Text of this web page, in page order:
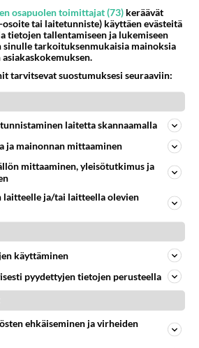
kodin
älä käytä
osapuolen toimittajat (73) keräävät
tai laitetunniste) käyttäen evästeitä
tietojen tallentamiseen ja lukemiseen
sinulle tarkoituksenmukaisia mainoksia
tarvitsevat suostumuksesi seuraaviin:
laitetta skannaamalla
ja mainonnan mittaaminen
mittaaminen, yleisötutkimus ja
laitteelle ja/tai laitteella olevien
käyttäminen
pyydettyjen tietojen perusteella
ehkäiseminen ja virheiden